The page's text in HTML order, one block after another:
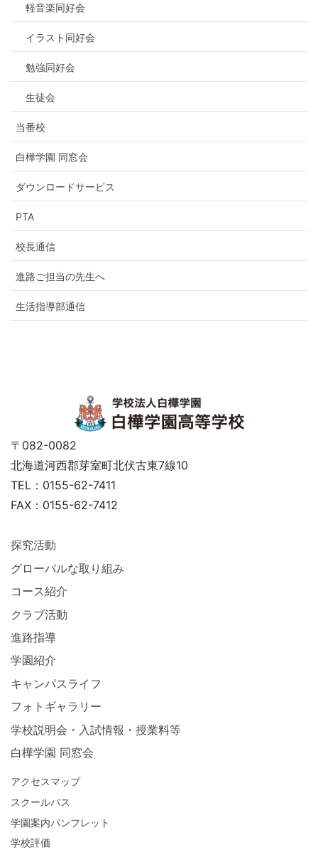
軽音楽同好会
イラスト同好会
勉強同好会
生徒会
当番校
白樺学園 同窓会
ダウンロードサービス
PTA
校長通信
進路ご担当の先生へ
生活指導部通信
〒082-0082
北海道河西郡芽室町北伏古東7線10
TEL：0155-62-7411
FAX：0155-62-7412
探究活動
グローバルな取り組み
コース紹介
クラブ活動
進路指導
学園紹介
キャンパスライフ
フォトギャラリー
学校説明会・入試情報・授業料等
白樺学園 同窓会
アクセスマップ
スクールバス
学園案内パンフレット
学校評価